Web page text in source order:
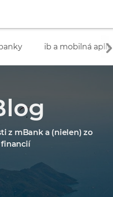
ib a mobilná
z mBank a (nielen) zo
financií